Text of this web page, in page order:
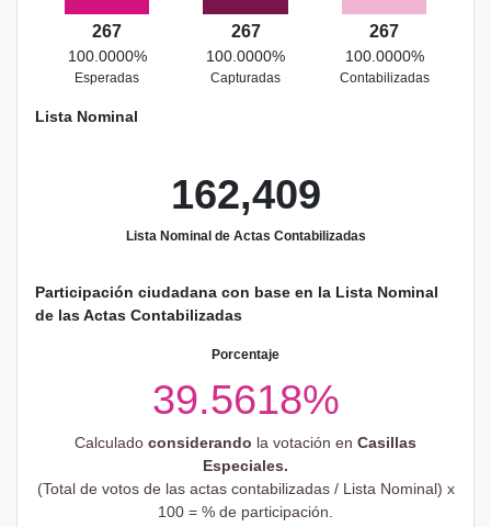
267
100.0000%
Esperadas
267
100.0000%
Capturadas
267
100.0000%
Contabilizadas
Lista Nominal
162,409
Lista Nominal de Actas Contabilizadas
Participación ciudadana con base en la Lista Nominal
de las Actas Contabilizadas
Porcentaje
39.5618%
Calculado considerando la votación en Casillas
Especiales.
(Total de votos de las actas contabilizadas / Lista Nominal) x
100 = % de participación.